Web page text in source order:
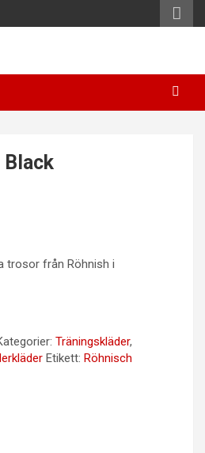
Black
trosor från Röhnish i
Träningskläder,
Etikett: Röhnisch